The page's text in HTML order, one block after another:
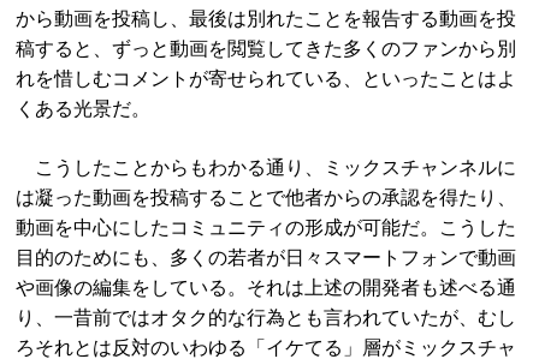
から動画を投稿し、最後は別れたことを報告する動画を投
稿すると、ずっと動画を閲覧してきた多くのファンから別
れを惜しむコメントが寄せられている、といったことはよ
くある光景だ。
こうしたことからもわかる通り、ミックスチャンネルに
は凝った動画を投稿することで他者からの承認を得たり、
動画を中心にしたコミュニティの形成が可能だ。こうした
目的のためにも、多くの若者が日々スマートフォンで動画
や画像の編集をしている。それは上述の開発者も述べる通
り、一昔前ではオタク的な行為とも言われていたが、むし
ろそれとは反対のいわゆる「イケてる」層がミックスチャ